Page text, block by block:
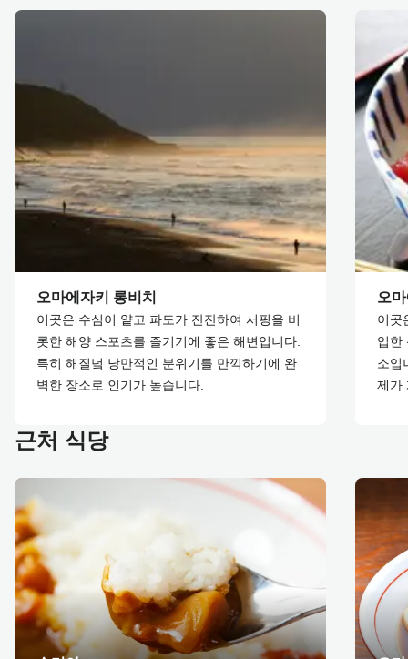
오마에자키 롱비치
이곳은 수심이 얕고 파도가 잔잔하여 서핑을 비
롯한 해양 스포츠를 즐기기에 좋은 해변입니다.
특히 해질녘 낭만적인 분위기를 만끽하기에 완
벽한 장소로 인기가 높습니다.
오
이곳
입한
소입
제가
근처 식당